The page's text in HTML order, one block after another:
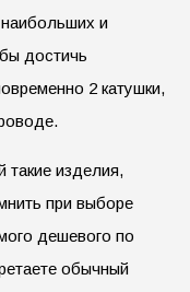
и
достичь
2 катушки,
такие изделия,
при выборе
дешевого по
обычный